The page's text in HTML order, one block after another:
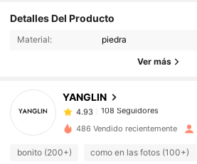
Detalles Del Producto
Material: piedra
Ver más
YANGLIN
4.93 108 Seguidores
108 Seguidores
108 Seguidores
4.93
108 Seguidores
m***2
seguidoHace 1 día
4.93
486 Vendido recientemente
bonito (200+) como en las fotos (100+)